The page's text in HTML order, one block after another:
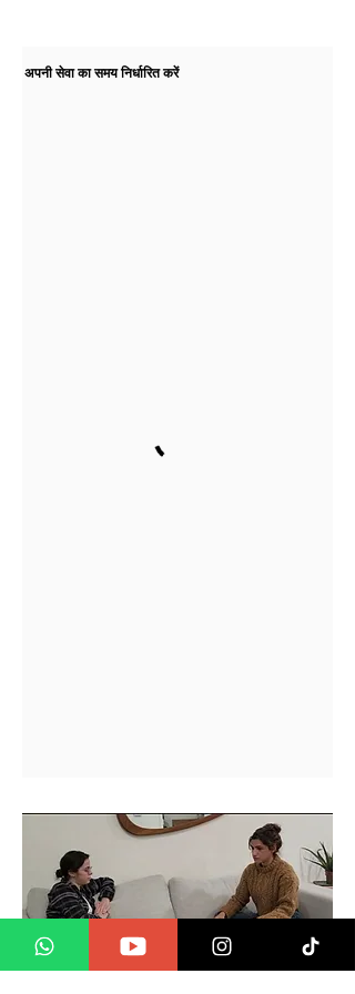
अपनी सेवा का समय निर्धारित करें